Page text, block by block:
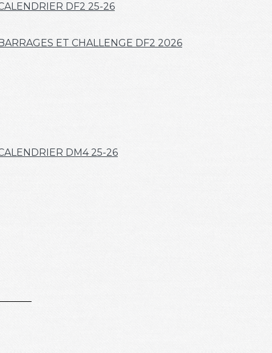
DF2 25-26
ET CHALLENGE DF2 2026
DM4 25-26